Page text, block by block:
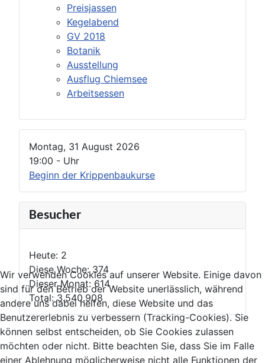
Preisjassen
Kegelabend
GV 2018
Botanik
Ausstellung
Ausflug Chiemsee
Arbeitsessen
Montag, 31 August 2026
19:00 - Uhr
Beginn der Krippenbaukurse
Besucher
Heute: 2
Diese Woche: 374
Dieser Monat: 614
Total: 3.540.908
Wir verwenden Cookies auf unserer Website. Einige davon
sind für den Betrieb der Website unerlässlich, während
andere uns dabei helfen, diese Website und das
Benutzererlebnis zu verbessern (Tracking-Cookies). Sie
können selbst entscheiden, ob Sie Cookies zulassen
möchten oder nicht. Bitte beachten Sie, dass Sie im Falle
einer Ablehnung möglicherweise nicht alle Funktionen der